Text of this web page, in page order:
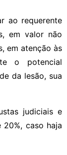
ao requerente
em valor não
em atenção às
o potencial
da lesão, sua
judiciais e
caso haja